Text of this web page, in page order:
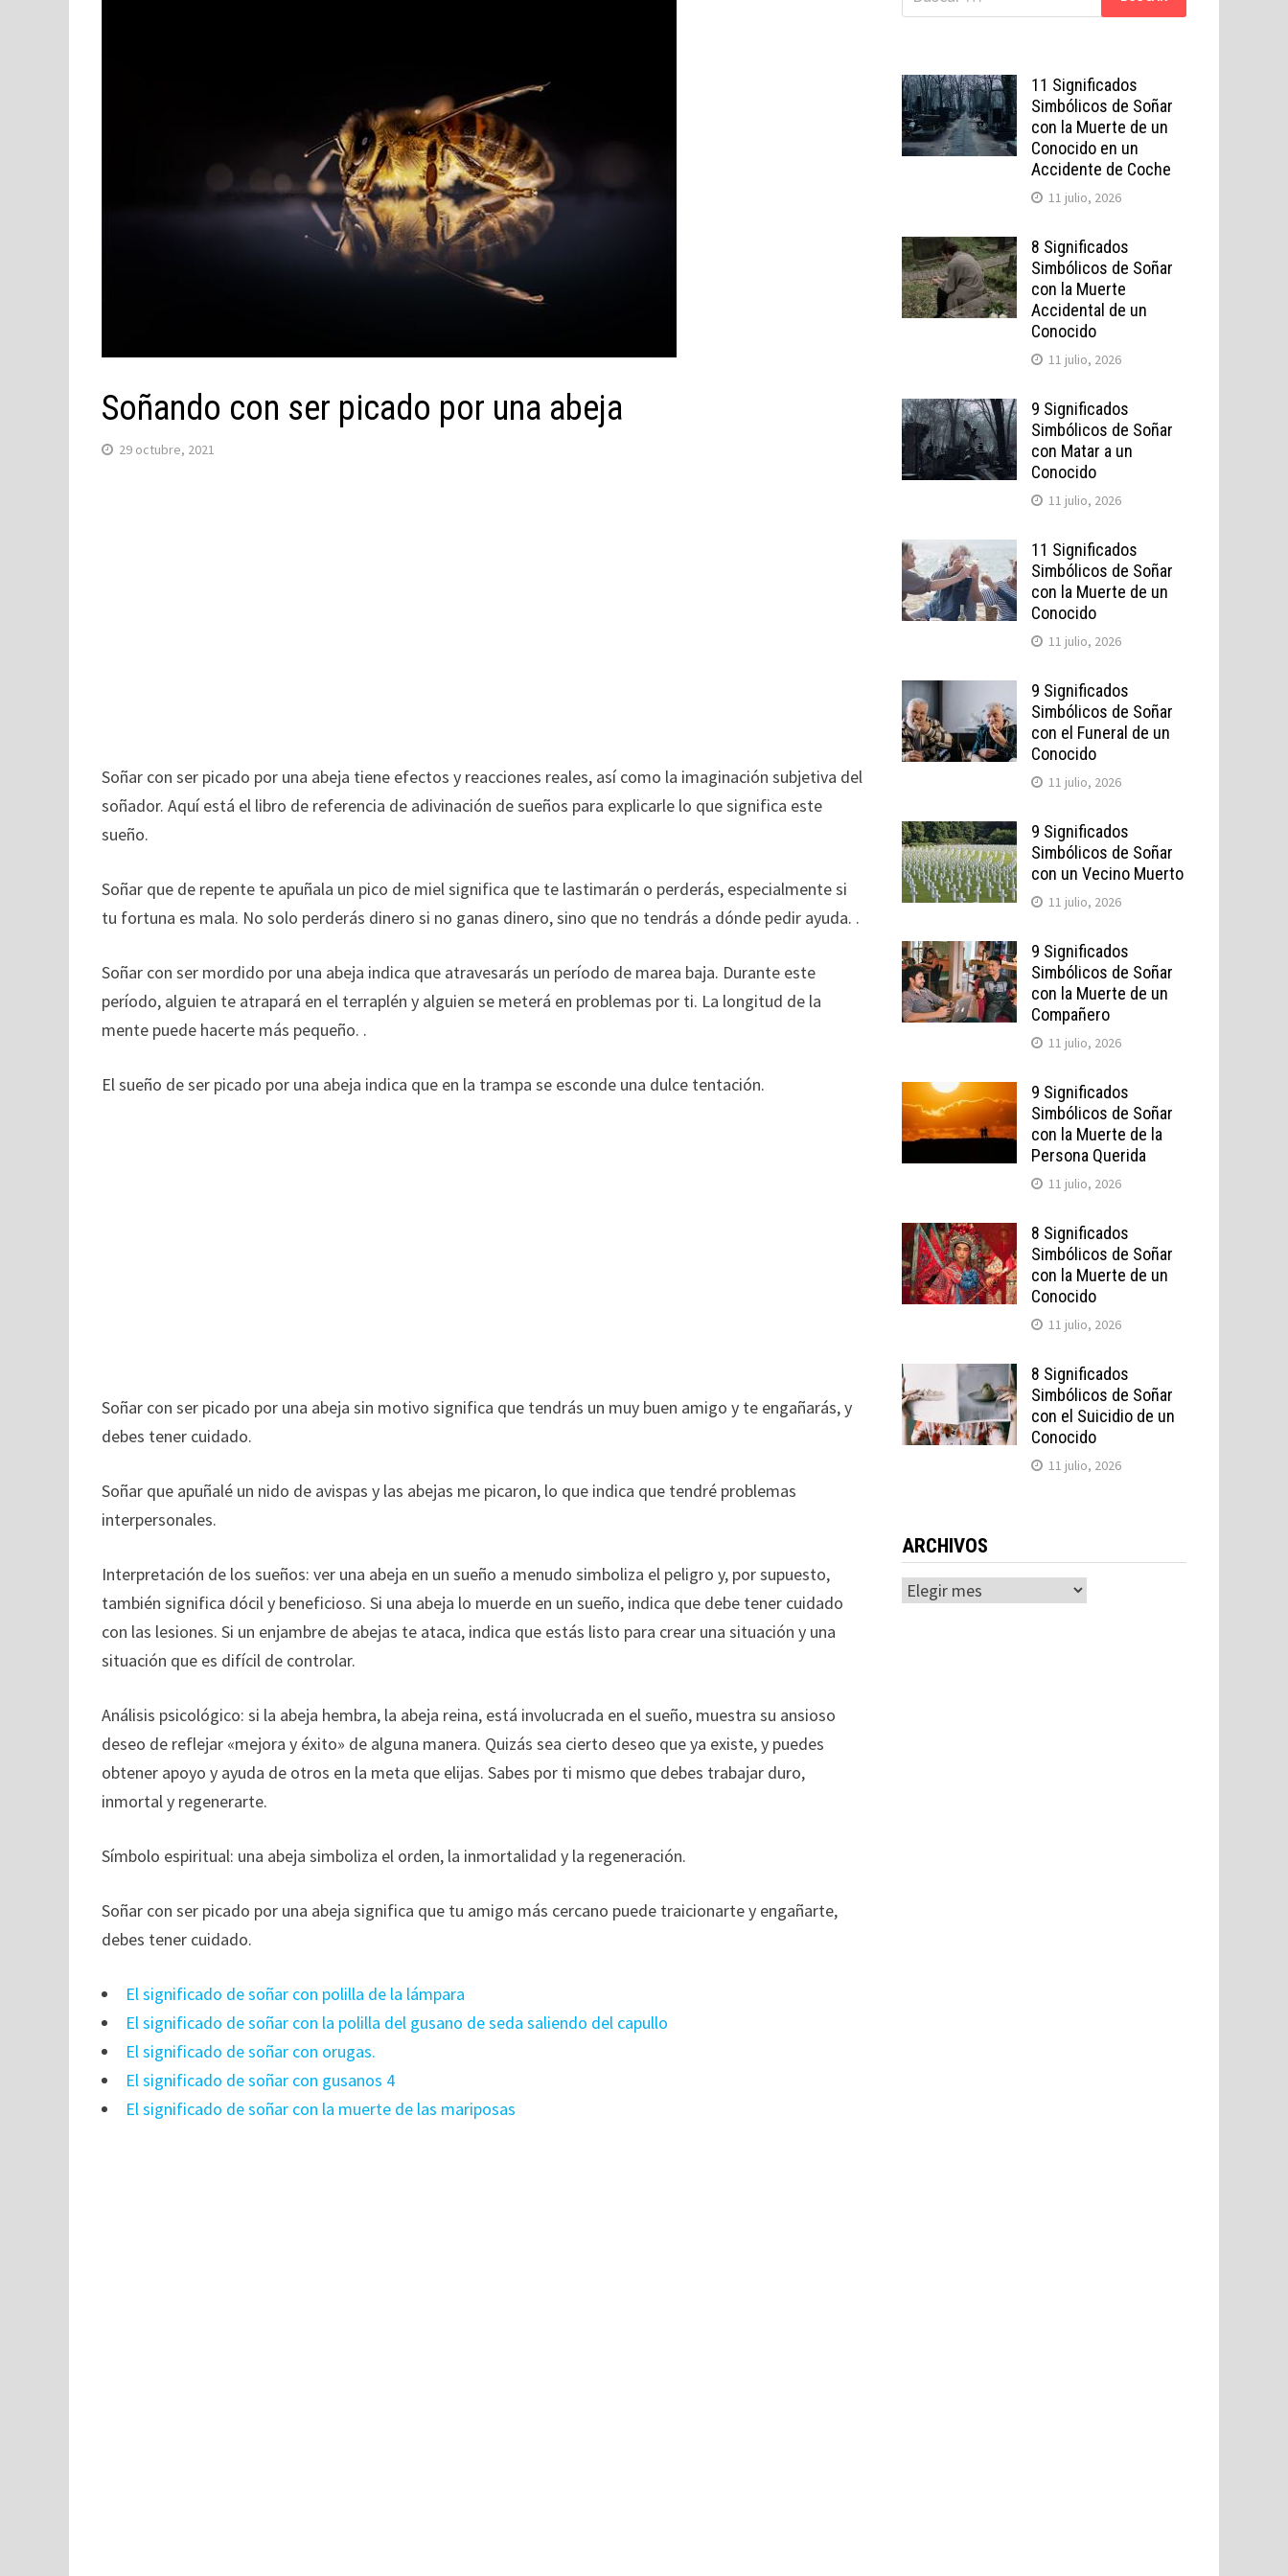
Soñando con ser picado por una abeja
29 octubre, 2021
Soñar con ser picado por una abeja tiene efectos y reacciones reales, así como la imaginación subjetiva del
soñador. Aquí está el libro de referencia de adivinación de sueños para explicarle lo que significa este
sueño.
Soñar que de repente te apuñala un pico de miel significa que te lastimarán o perderás, especialmente si
tu fortuna es mala. No solo perderás dinero si no ganas dinero, sino que no tendrás a dónde pedir ayuda. .
Soñar con ser mordido por una abeja indica que atravesarás un período de marea baja. Durante este
período, alguien te atrapará en el terraplén y alguien se meterá en problemas por ti. La longitud de la
mente puede hacerte más pequeño. .
El sueño de ser picado por una abeja indica que en la trampa se esconde una dulce tentación.
Soñar con ser picado por una abeja sin motivo significa que tendrás un muy buen amigo y te engañarás, y
debes tener cuidado.
Soñar que apuñalé un nido de avispas y las abejas me picaron, lo que indica que tendré problemas
interpersonales.
Interpretación de los sueños: ver una abeja en un sueño a menudo simboliza el peligro y, por supuesto,
también significa dócil y beneficioso. Si una abeja lo muerde en un sueño, indica que debe tener cuidado
con las lesiones. Si un enjambre de abejas te ataca, indica que estás listo para crear una situación y una
situación que es difícil de controlar.
Análisis psicológico: si la abeja hembra, la abeja reina, está involucrada en el sueño, muestra su ansioso
deseo de reflejar «mejora y éxito» de alguna manera. Quizás sea cierto deseo que ya existe, y puedes
obtener apoyo y ayuda de otros en la meta que elijas. Sabes por ti mismo que debes trabajar duro,
inmortal y regenerarte.
Símbolo espiritual: una abeja simboliza el orden, la inmortalidad y la regeneración.
Soñar con ser picado por una abeja significa que tu amigo más cercano puede traicionarte y engañarte,
debes tener cuidado.
El significado de soñar con polilla de la lámpara
El significado de soñar con la polilla del gusano de seda saliendo del capullo
El significado de soñar con orugas.
El significado de soñar con gusanos 4
El significado de soñar con la muerte de las mariposas
11 Significados
Simbólicos de Soñar
con la Muerte de un
Conocido en un
Accidente de Coche
11 julio, 2026
8 Significados
Simbólicos de Soñar
con la Muerte
Accidental de un
Conocido
11 julio, 2026
9 Significados
Simbólicos de Soñar
con Matar a un
Conocido
11 julio, 2026
11 Significados
Simbólicos de Soñar
con la Muerte de un
Conocido
11 julio, 2026
9 Significados
Simbólicos de Soñar
con el Funeral de un
Conocido
11 julio, 2026
9 Significados
Simbólicos de Soñar
con un Vecino Muerto
11 julio, 2026
9 Significados
Simbólicos de Soñar
con la Muerte de un
Compañero
11 julio, 2026
9 Significados
Simbólicos de Soñar
con la Muerte de la
Persona Querida
11 julio, 2026
8 Significados
Simbólicos de Soñar
con la Muerte de un
Conocido
11 julio, 2026
8 Significados
Simbólicos de Soñar
con el Suicidio de un
Conocido
11 julio, 2026
ARCHIVOS
Archivos